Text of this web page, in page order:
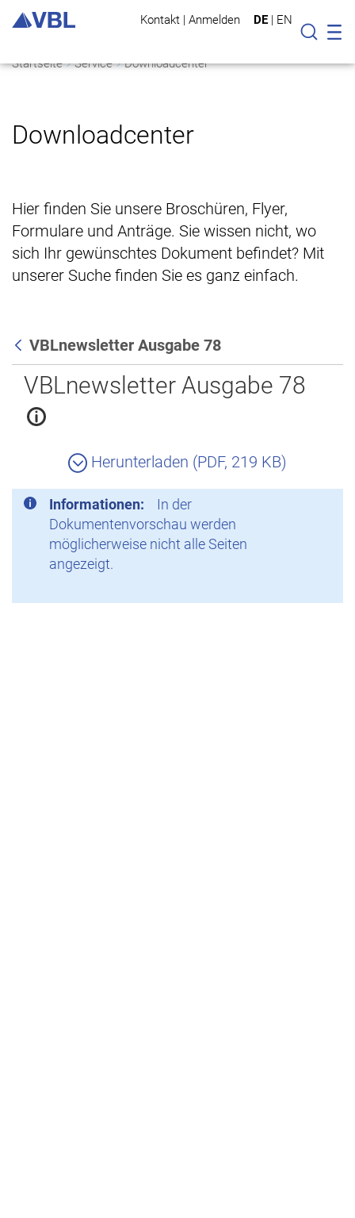
Kontakt | Anmelden DE | EN
Suche
Startseite Service Downloadcenter
Downloadcenter
Hier finden Sie unsere Broschüren, Flyer,
Formulare und Anträge. Sie wissen nicht, wo
sich Ihr gewünschtes Dokument befindet? Mit
unserer Suche finden Sie es ganz einfach.
Zurück
VBLnewsletter Ausgabe 78
VBLnewsletter Ausgabe 78
Herunterladen (PDF, 219 KB)
Informationen:
In der
Dokumentenvorschau werden
möglicherweise nicht alle Seiten
angezeigt.